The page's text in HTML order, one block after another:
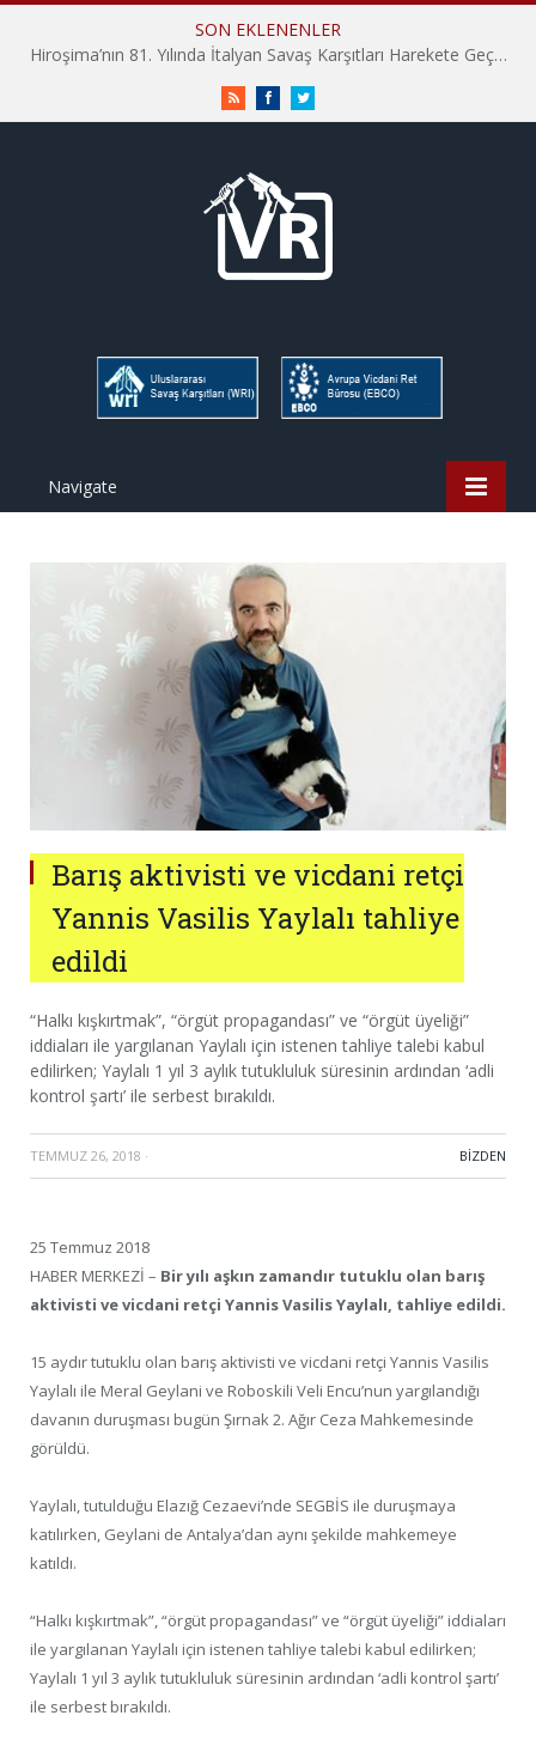
SON EKLENENLER
Hiroşima’nın 81. Yılında İtalyan Savaş Karşıtları Harekete Geçti: “Hatırlamak yeterli değil”
RSS FacebookTwitter
Navigate
Barış aktivisti ve vicdani retçi
Yannis Vasilis Yaylalı tahliye
edildi
“Halkı kışkırtmak”, “örgüt propagandası” ve “örgüt üyeliği”
iddiaları ile yargılanan Yaylalı için istenen tahliye talebi kabul
edilirken; Yaylalı 1 yıl 3 aylık tutukluluk süresinin ardından ‘adli
kontrol şartı’ ile serbest bırakıldı.
TEMMUZ 26, 2018 · BIZDEN
25 Temmuz 2018
HABER MERKEZİ – Bir yılı aşkın zamandır tutuklu olan barış
aktivisti ve vicdani retçi Yannis Vasilis Yaylalı, tahliye edildi.
15 aydır tutuklu olan barış aktivisti ve vicdani retçi Yannis Vasilis
Yaylalı ile Meral Geylani ve Roboskili Veli Encu’nun yargılandığı
davanın duruşması bugün Şırnak 2. Ağır Ceza Mahkemesinde
görüldü.
Yaylalı, tutulduğu Elazığ Cezaevi’nde SEGBİS ile duruşmaya
katılırken, Geylani de Antalya’dan aynı şekilde mahkemeye
katıldı.
“Halkı kışkırtmak”, “örgüt propagandası” ve “örgüt üyeliği” iddiaları
ile yargılanan Yaylalı için istenen tahliye talebi kabul edilirken;
Yaylalı 1 yıl 3 aylık tutukluluk süresinin ardından ‘adli kontrol şartı’
ile serbest bırakıldı.